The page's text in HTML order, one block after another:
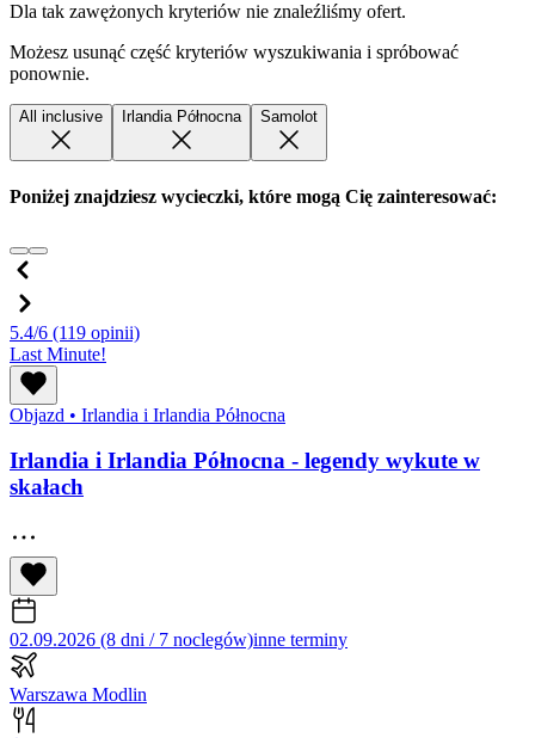
Dla tak zawężonych kryteriów nie znaleźliśmy ofert.
Możesz usunąć część kryteriów wyszukiwania i spróbować
ponownie.
All inclusive Irlandia Północna Samolot
Poniżej znajdziesz wycieczki, które mogą Cię zainteresować:
5.4/6 (119 opinii)
Last Minute!
Objazd • Irlandia i Irlandia Północna
Irlandia i Irlandia Północna - legendy wykute w
skałach
02.09.2026 (8 dni / 7 noclegów)inne terminy
Warszawa Modlin